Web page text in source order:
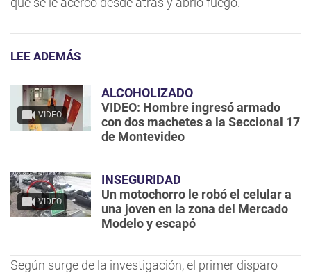
LEE ADEMÁS
VIDEO
ALCOHOLIZADO
VIDEO: Hombre ingresó armado
con dos machetes a la Seccional 17
de Montevideo
VIDEO
INSEGURIDAD
Un motochorro le robó el celular a
una joven en la zona del Mercado
Modelo y escapó
Según surge de la investigación, el primer disparo